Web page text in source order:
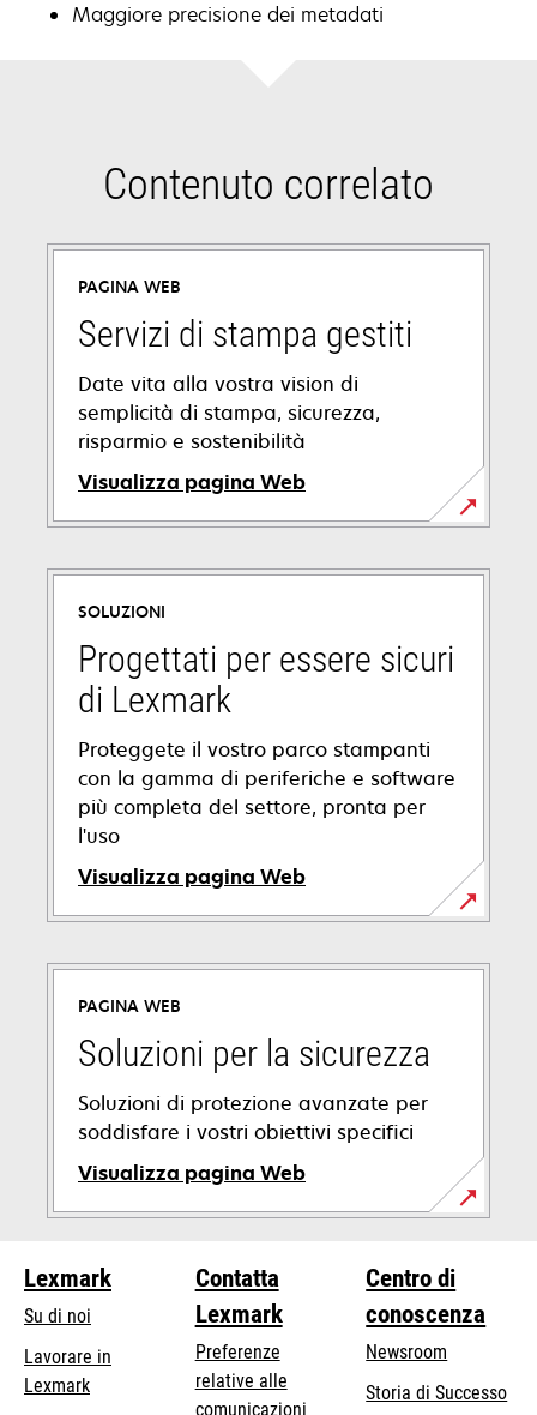
Maggiore precisione dei metadati
Contenuto correlato
PAGINA WEB
Servizi di stampa gestiti
Date vita alla vostra vision di
semplicità di stampa, sicurezza,
risparmio e sostenibilità
Visualizza pagina Web
SOLUZIONI
Progettati per essere sicuri
di Lexmark
Proteggete il vostro parco stampanti
con la gamma di periferiche e software
più completa del settore, pronta per
l'uso
Visualizza pagina Web
PAGINA WEB
Soluzioni per la sicurezza
Soluzioni di protezione avanzate per
soddisfare i vostri obiettivi specifici
Visualizza pagina Web
Lexmark
Su di noi
Lavorare in
Lexmark
Contatta
Lexmark
Preferenze
relative alle
comunicazioni
Centro di
conoscenza
Newsroom
Storia di Successo